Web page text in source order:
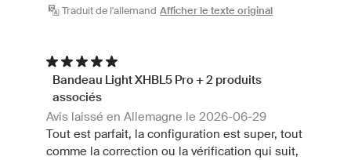
Traduit de l'allemand Afficher le texte original
Bandeau Light XHBL5 Pro + 2 produits
associés
Avis laissé en Allemagne le 2026-06-29
Tout est parfait, la configuration est super, tout
comme la correction ou la vérification qui suit,